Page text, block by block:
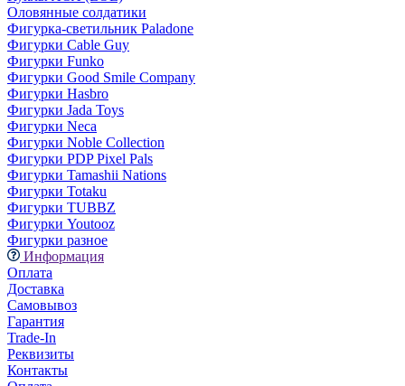
Оловянные солдатики
Фигурка-светильник Paladone
Фигурки Cable Guy
Фигурки Funko
Фигурки Good Smile Company
Фигурки Hasbro
Фигурки Jada Toys
Фигурки Neca
Фигурки Noble Collection
Фигурки PDP Pixel Pals
Фигурки Tamashii Nations
Фигурки Totaku
Фигурки TUBBZ
Фигурки Youtooz
Фигурки разное
Информация
Оплата
Доставка
Самовывоз
Гарантия
Trade-In
Реквизиты
Контакты